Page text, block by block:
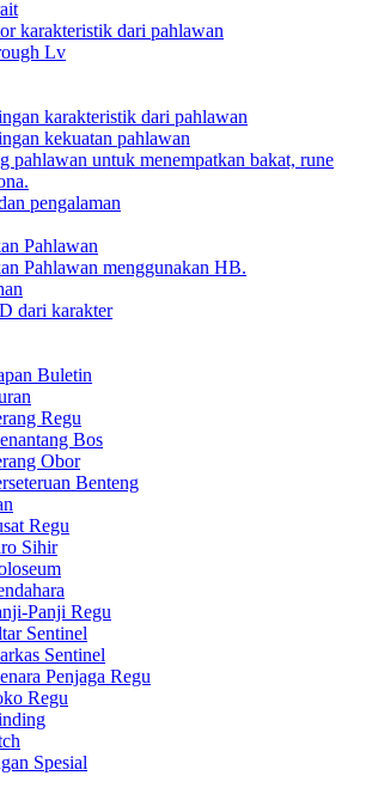
karakteristik dari pahlawan
Lv
karakteristik dari pahlawan
kekuatan pahlawan
pahlawan untuk menempatkan bakat, rune
pengalaman
Pahlawan
Pahlawan menggunakan HB.
dari karakter
Buletin
Regu
Bos
Obor
Benteng
Regu
Sihir
Panji Regu
Sentinel
Sentinel
Penjaga Regu
Regu
Spesial